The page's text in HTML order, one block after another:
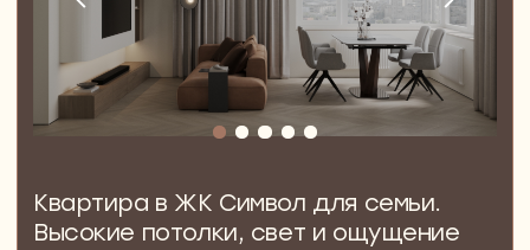
Дизайн-проект квартиры для сдачи в аренду
Дизайн-проект квартиры для инвестиций
Дизайн-проект апартаментов
Дизайн-проект пентхауса
Дизайн-проект коттеджа
Дизайн-проект дома